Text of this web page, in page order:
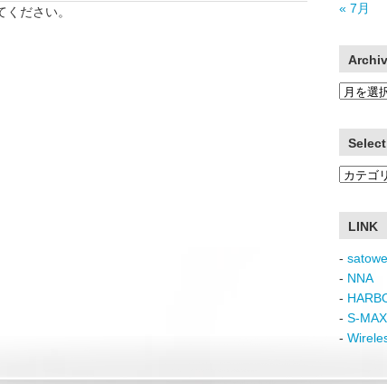
ください。
« 7月
Archive
Select
LINK
-
- NNA
-
- S-MAX
-